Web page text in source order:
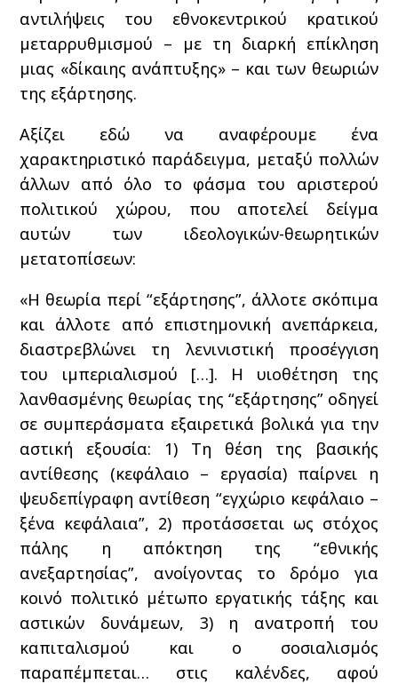
αντιλήψεις του εθνοκεντρικού κρατικού
μεταρρυθμισμού – με τη διαρκή επίκληση
μιας «δίκαιης ανάπτυξης» – και των θεωριών
της εξάρτησης.
Αξίζει εδώ να αναφέρουμε ένα
χαρακτηριστικό παράδειγμα, μεταξύ πολλών
άλλων από όλο το φάσμα του αριστερού
πολιτικού χώρου, που αποτελεί δείγμα
αυτών των ιδεολογικών-θεωρητικών
μετατοπίσεων:
«Η θεωρία περί “εξάρτησης”, άλλοτε σκόπιμα
και άλλοτε από επιστημονική ανεπάρκεια,
διαστρεβλώνει τη λενινιστική προσέγγιση
του ιμπεριαλισμού […]. Η υιοθέτηση της
λανθασμένης θεωρίας της “εξάρτησης” οδηγεί
σε συμπεράσματα εξαιρετικά βολικά για την
αστική εξουσία: 1) Τη θέση της βασικής
αντίθεσης (κεφάλαιο – εργασία) παίρνει η
ψευδεπίγραφη αντίθεση “εγχώριο κεφάλαιο –
ξένα κεφάλαια”, 2) προτάσσεται ως στόχος
πάλης η απόκτηση της “εθνικής
ανεξαρτησίας”, ανοίγοντας το δρόμο για
κοινό πολιτικό μέτωπο εργατικής τάξης και
αστικών δυνάμεων, 3) η ανατροπή του
καπιταλισμού και ο σοσιαλισμός
παραπέμπεται… στις καλένδες, αφού